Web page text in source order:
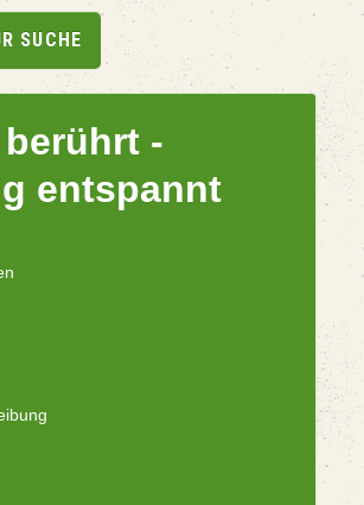
SUCHE
-
entspannt